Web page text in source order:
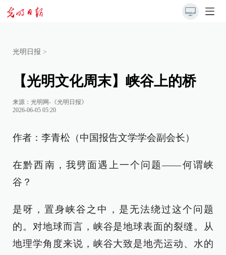
光明日报 >
【光明文化周末】峡谷上的桥
来源： 光明网-《光明日报》
2026-06-05 05:20
作者：李青松（中国报告文学学会副会长）
在黔西南，我劈面遇上一个问题——何谓峡
谷？
是呀，置身峡谷之中，是无法绕过这个问题
的。对地球而言，峡谷是地球表面的裂缝。从
地理学角度来说，峡谷大致是地壳运动、水的